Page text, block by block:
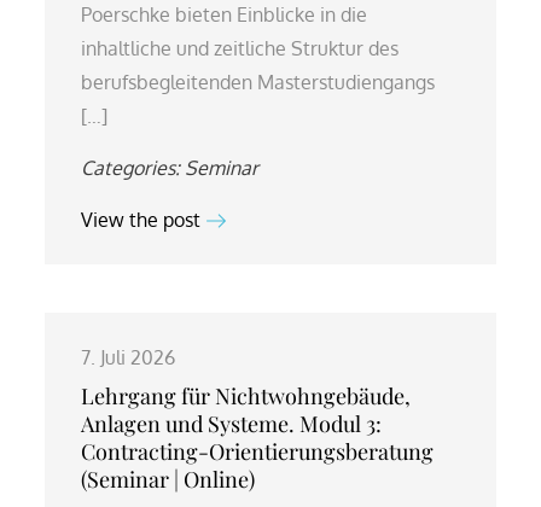
Poerschke bieten Einblicke in die
inhaltliche und zeitliche Struktur des
berufsbegleitenden Masterstudiengangs
[…]
Categories: Seminar
View the post
7. Juli 2026
Lehrgang für Nichtwohngebäude,
Anlagen und Systeme. Modul 3:
Contracting-Orientierungsberatung
(Seminar | Online)